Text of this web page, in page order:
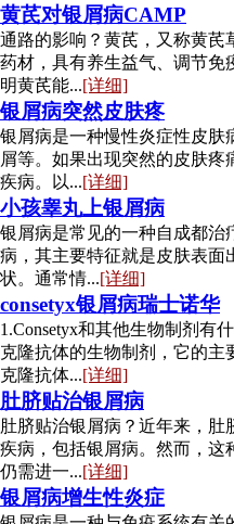
黄芪对银屑病CAMP
通路的影响？黄芪，又称黄芪
药材，具有养生益气、调节免
明黄芪能...[详细]
银屑病突然皮肤疼
银屑病是一种慢性炎症性皮肤
屑等。如果出现突然的皮肤
疾病。以...[详细]
小孩睾丸上银屑病
银屑病是常见的一种自成都治
病，其主要特征就是皮肤表面
状。通常情...[详细]
consetyx银屑病瑞士诺华
1.Consetyx和其他生物制剂有
克隆抗体的生物制剂，它的
克隆抗体...[详细]
肚脐贴治银屑病
肚脐贴治银屑病？近年来，肚
疾病，包括银屑病。然而，这
仍需进一...[详细]
银屑病增生性炎症